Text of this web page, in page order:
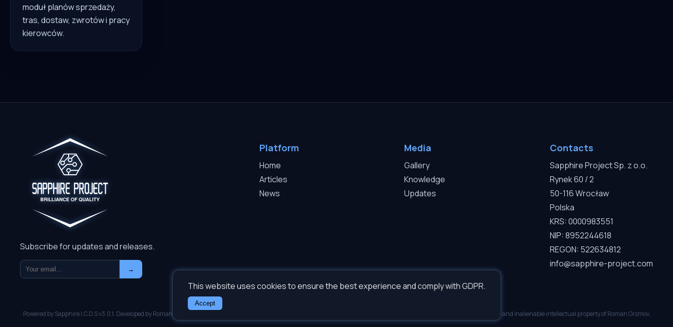
moduł planów sprzedaży,
tras, dostaw, zwrotów i pracy
kierowców.
This website uses cookies to ensure the best experience and comply with GDPR.
Accept
Subscribe for updates and releases.
→
Platform
Home
Articles
News
Media
Gallery
Knowledge
Updates
Contacts
Sapphire Project Sp. z o.o.
Rynek 60 / 2
50-116 Wrocław
Polska
KRS: 0000983551
NIP: 8952244618
REGON: 522634812
info@sapphire-project.com
Powered by Sapphire I.C.D.S v3.0.1. Developed by Roman Gromov. Copyright 2009-2026 Roman Gromov. All software copyrights belong to Roman Gromov inseparably. Inseparable and inalienable intellectual property of Roman Gromov.